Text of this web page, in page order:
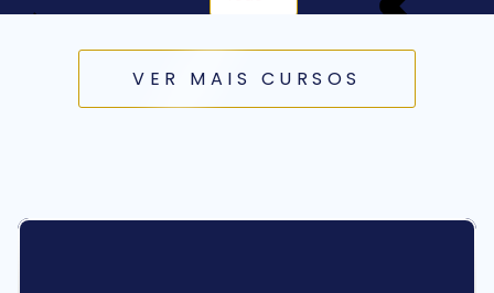
VER MAIS CURSOS